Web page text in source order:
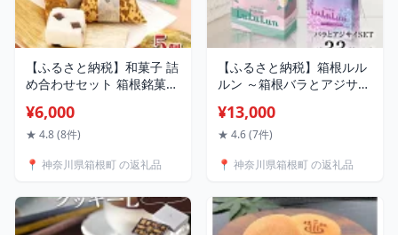
【ふるさと納税】和菓子 詰
め合わせセット 箱根銘菓ふ
子 和菓子セット お菓子 お
かし 餅 もち菓子 お取り寄
当地 お土産 個包装 銘菓 詰
料 神奈川 箱根
¥6,000
★ 4.8 (8件)
📍 神奈川県箱根町 の返礼品
【ふるさと納税】箱根ルル
ルン ～箱根バラとアジサイ
33枚 | マスク フェイスマ
スク セット 保湿 整肌 プレ
宅ケア バラ 薔薇 アジサイ
おすすめ オススメ 国産 ご
当地 送料無料
¥13,000
★ 4.6 (7件)
📍 神奈川県箱根町 の返礼品